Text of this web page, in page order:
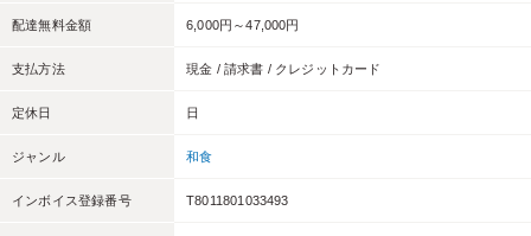
配達無料金額 6,000円～47,000円
支払方法 現金 / 請求書 / クレジットカード
定休日 日
ジャンル 和食
インボイス登録番号 T8011801033493